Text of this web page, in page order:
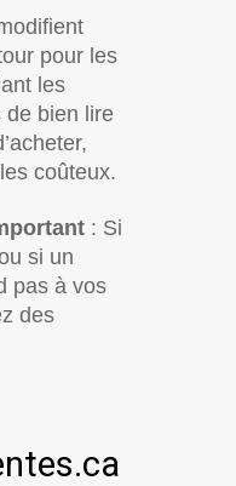
pour les
les
de bien lire
coûteux.
: Si
si un
pas à vos
des